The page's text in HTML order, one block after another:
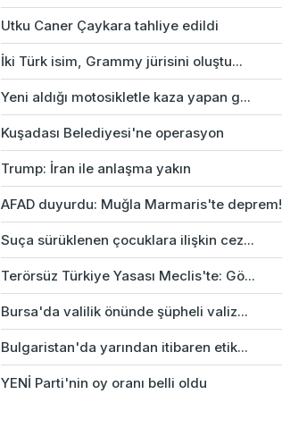
Utku Caner Çaykara tahliye edildi
İki Türk isim, Grammy jürisini oluştu...
Yeni aldığı motosikletle kaza yapan g...
Kuşadası Belediyesi'ne operasyon
Trump: İran ile anlaşma yakın
AFAD duyurdu: Muğla Marmaris'te deprem!
Suça sürüklenen çocuklara ilişkin cez...
Terörsüz Türkiye Yasası Meclis'te: Gö...
Bursa'da valilik önünde şüpheli valiz...
Bulgaristan'da yarından itibaren etik...
YENİ Parti'nin oy oranı belli oldu